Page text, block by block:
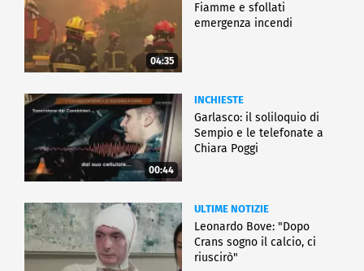
04:35
Fiamme e sfollati
emergenza incendi
00:44
INCHIESTE
Garlasco: il soliloquio di
Sempio e le telefonate a
Chiara Poggi
ULTIME NOTIZIE
Leonardo Bove: "Dopo
Crans sogno il calcio, ci
riuscirò"